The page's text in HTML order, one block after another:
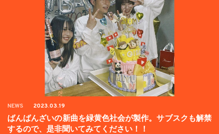
NEWS 2023.03.19
ばんばんざいの新曲を緑黄色社会が製作。サブスクも解禁
するので、是非聞いてみてください！！